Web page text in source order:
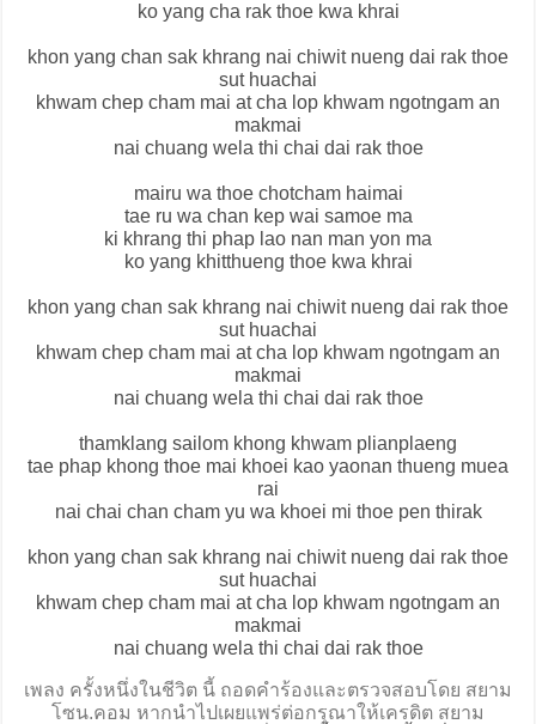
ko yang cha rak thoe kwa khrai
khon yang chan sak khrang nai chiwit nueng dai rak thoe
sut huachai
khwam chep cham mai at cha lop khwam ngotngam an
makmai
nai chuang wela thi chai dai rak thoe
mairu wa thoe chotcham haimai
tae ru wa chan kep wai samoe ma
ki khrang thi phap lao nan man yon ma
ko yang khitthueng thoe kwa khrai
khon yang chan sak khrang nai chiwit nueng dai rak thoe
sut huachai
khwam chep cham mai at cha lop khwam ngotngam an
makmai
nai chuang wela thi chai dai rak thoe
thamklang sailom khong khwam plianplaeng
tae phap khong thoe mai khoei kao yaonan thueng muea
rai
nai chai chan cham yu wa khoei mi thoe pen thirak
khon yang chan sak khrang nai chiwit nueng dai rak thoe
sut huachai
khwam chep cham mai at cha lop khwam ngotngam an
makmai
nai chuang wela thi chai dai rak thoe
เพลง ครั้งหนึ่งในชีวิต นี้ ถอดคำร้องและตรวจสอบโดย สยาม
โซน.คอม หากนำไปเผยแพร่ต่อกรุณาให้เครดิต สยาม